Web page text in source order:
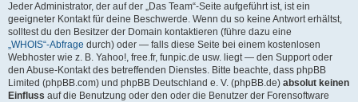
Jeder Administrator, der auf der „Das Team“-Seite aufgeführt ist, ist ein
geeigneter Kontakt für deine Beschwerde. Wenn du so keine Antwort erhältst,
solltest du den Besitzer der Domain kontaktieren (führe dazu eine
„WHOIS“-Abfrage durch) oder — falls diese Seite bei einem kostenlosen
Webhoster wie z. B. Yahoo!, free.fr, funpic.de usw. liegt — den Support oder
den Abuse-Kontakt des betreffenden Dienstes. Bitte beachte, dass phpBB
Limited (phpBB.com) und phpBB Deutschland e. V. (phpBB.de) absolut keinen
Einfluss auf die Benutzung oder den oder die Benutzer der Forensoftware